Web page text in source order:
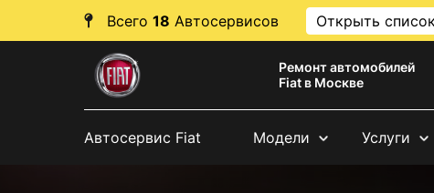
Всего 18 Автосервисов Открыть список
Ремонт автомобилей
Fiat в Москве
Автосервис Fiat Модели Услуги